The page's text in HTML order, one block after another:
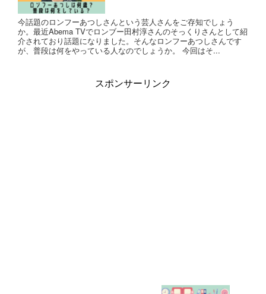
今話題のロンフーあつしさんという芸人さんをご存知でしょう
か。最近Abema TVでロンブー田村淳さんのそっくりさんとして紹
介されており話題になりました。そんなロンフーあつしさんです
が、普段は何をやっている人なのでしょうか。 今回はそ...
スポンサーリンク